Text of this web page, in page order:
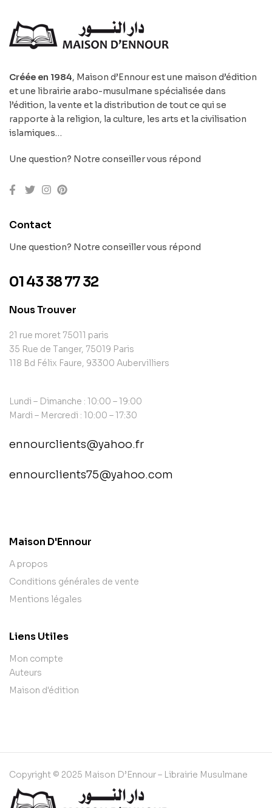
Créée en 1984, Maison d’Ennour est une maison d’édition
et une librairie arabo-musulmane spécialisée dans
l’édition, la vente et la distribution de tout ce qui se
rapporte à la religion, la culture, les arts et la civilisation
islamiques…
Une question? Notre conseiller vous répond
Contact
Une question? Notre conseiller vous répond
01 43 38 77 32
Nous Trouver
21 rue moret 75011 paris
35 Rue de Tanger, 75019 Paris
118 Bd Félix Faure, 93300 Aubervilliers
Lundi – Dimanche : 10:00 – 19:00
Mardi – Mercredi : 10:00 – 17:30
ennourclients@yahoo.fr
ennourclients75@yahoo.com
Maison D'Ennour
A propos
Conditions générales de vente
Mentions légales
Liens Utiles
Mon compte
Auteurs
Maison d'édition
Copyright © 2025 Maison D’Ennour – Librairie Musulmane